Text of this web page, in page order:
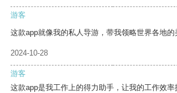
游客
这款app就像我的私人导游，带我领略世界各地的
2024-10-28
游客
这款app是我工作上的得力助手，让我的工作效